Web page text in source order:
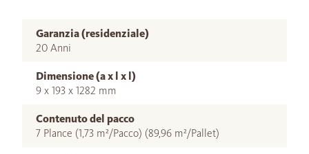
Garanzia (residenziale)
20 Anni
Dimensione (a x l x l)
9 x 193 x 1282 mm
Contenuto del pacco
7 Plance (1,73 m²/Pacco) (89,96 m²/Pallet)